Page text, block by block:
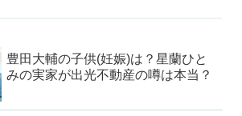
豊田大輔の子供(妊娠)は？星蘭ひと
みの実家が出光不動産の噂は本当？